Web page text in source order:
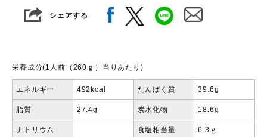
シェアする
栄養成分(1人前（260ｇ）当りあたり)
エネルギー 492kcal たんぱく質 39.6g
脂質 27.4g 炭水化物 18.6g
ナトリウム 食塩相当量 6.3ｇ